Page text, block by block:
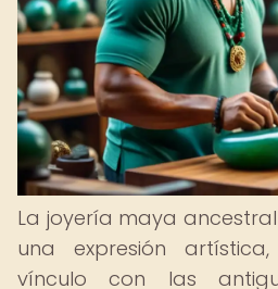
La joyería maya
una expresión
vínculo con las